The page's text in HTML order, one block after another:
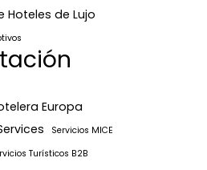
Hoteles de Lujo
Europa
Servicios MICE
Turísticos B2B